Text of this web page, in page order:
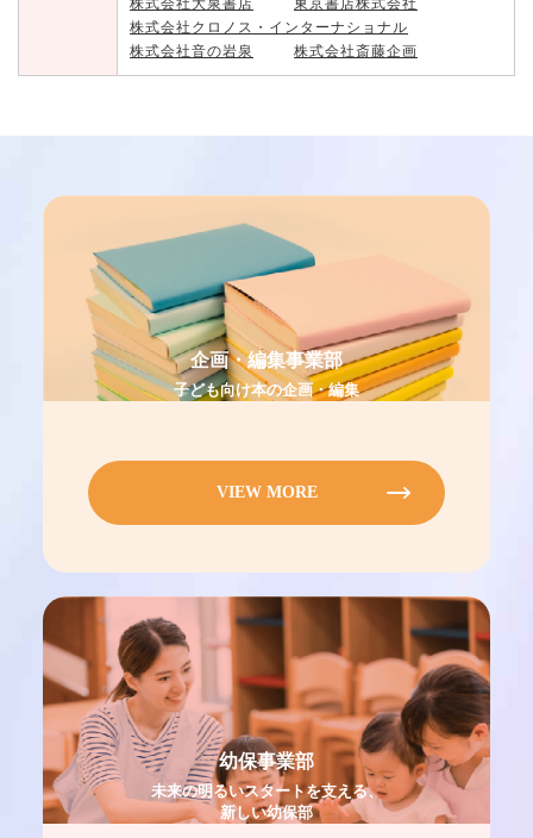
株式会社大泉書店
東京書店株式会社
株式会社クロノス・インターナショナル
株式会社音の岩泉
株式会社斎藤企画
企画・編集事業部
子ども向け本の企画・編集
VIEW MORE
幼保事業部
未来の明るいスタートを支える、
新しい幼保部